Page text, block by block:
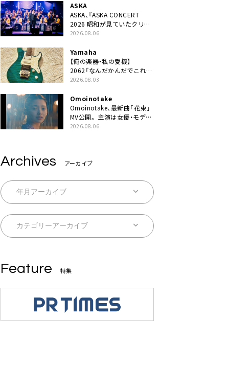
YouTube公開
ASKA
ASKA、『ASKA CONCERT
2026 昭和が見ていたクリス
マス!? 』発売＆上映決定
2026.08.06
Yamaha
【俺の楽器・私の愛機】
2062「なんだかんだでこれが
1番」
2026.08.03
Omoinotake
Omoinotake、最新曲「花束」
MV公開。 主演は女優・モデル
の南 琴奈
2026.08.06
Archives アーカイブ
Feature 特集